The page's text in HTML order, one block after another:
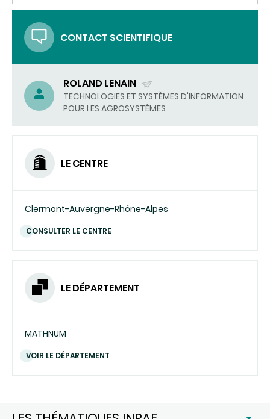
UN
CONTACT SCIENTIFIQUE
ROLAND LENAIN
(ENVOYER
UN
COURRIEL)
TECHNOLOGIES ET SYSTÈMES D'INFORMATION
POUR LES AGROSYSTÈMES
LE CENTRE
Clermont-Auvergne-Rhône-Alpes
CONSULTER LE CENTRE
LE DÉPARTEMENT
MATHNUM
VOIR LE DÉPARTEMENT